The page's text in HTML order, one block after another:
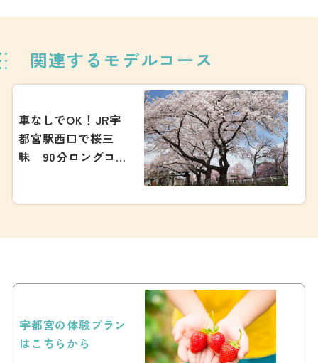
関連するモデルコース
車なしでOK！JR宇
都宮駅西口で桜三
昧 90分ロングコー
宇都宮の体験プラン
はこちらから